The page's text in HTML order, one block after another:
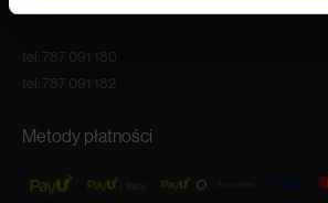
Sob. 10:00 – 16:00
tel: 787 091 180
tel: 787 091 182
Metody płatności